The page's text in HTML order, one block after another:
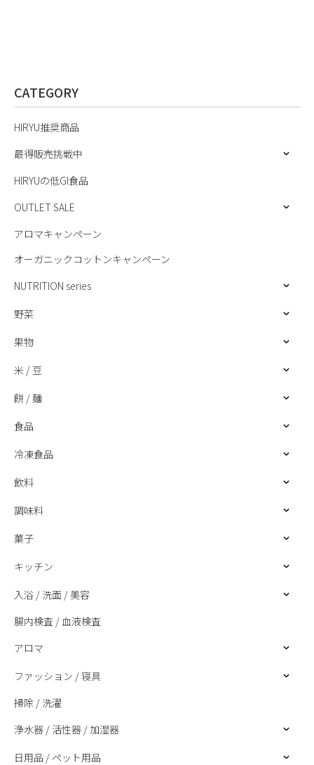
CATEGORY
HIRYU推奨商品
最得販売挑戦中
HIRYUの低GI食品
OUTLET SALE
アロマキャンペーン
オーガニックコットンキャンペーン
NUTRITION series
野菜
果物
米 / 豆
餅 / 麺
食品
冷凍食品
飲料
調味料
菓子
キッチン
入浴 / 洗面 / 美容
腸内検査 / 血液検査
アロマ
ファッション / 寝具
掃除 / 洗濯
浄水器 / 活性器 / 加湿器
日用品 / ペット用品